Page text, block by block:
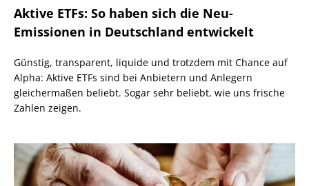
Aktive ETFs: So haben sich die Neu-
Emissionen in Deutschland entwickelt
Günstig, transparent, liquide und trotzdem mit Chance auf
Alpha: Aktive ETFs sind bei Anbietern und Anlegern
gleichermaßen beliebt. Sogar sehr beliebt, wie uns frische
Zahlen zeigen.